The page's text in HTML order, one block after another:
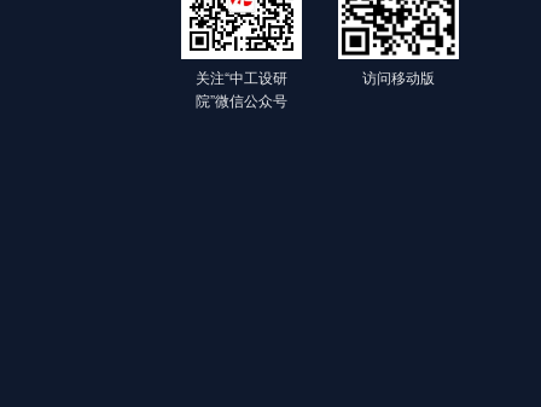
关注“中工设研
院”微信公众号
访问移动版